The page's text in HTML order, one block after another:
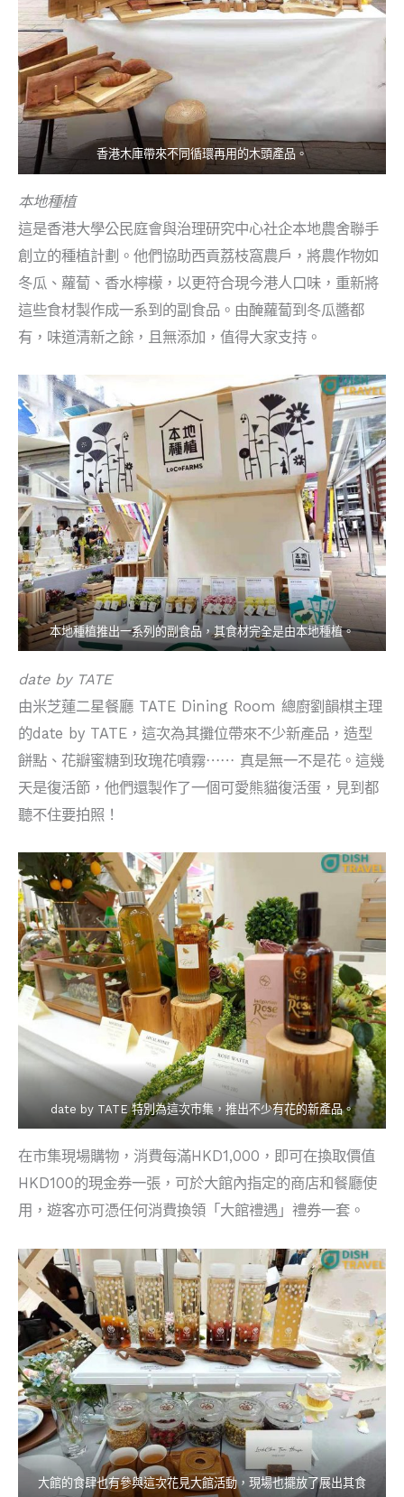
香港木庫帶來不同循環再用的木頭產品。
本地種植
這是香港大學公民庭會與治理研究中心社企本地農舍聯手
創立的種植計劃。他們協助西貢荔枝窩農戶，將農作物如
冬瓜、蘿蔔、香水檸檬，以更符合現今港人口味，重新將
這些食材製作成一系到的副食品。由醃蘿蔔到冬瓜醬都
有，味道清新之餘，且無添加，值得大家支持。
本地種植推出一系列的副食品，其食材完全是由本地種植。
date by TATE
由米芝蓮二星餐廳 TATE Dining Room 總廚劉韻棋主理
的date by TATE，這次為其攤位帶來不少新產品，造型
餅點、花瓣蜜糖到玫瑰花噴霧⋯⋯ 真是無一不是花。這幾
天是復活節，他們還製作了一個可愛熊貓復活蛋，見到都
聽不住要拍照！
date by TATE 特別為這次市集，推出不少有花的新產品。
在市集現場購物，消費每滿HKD1,000，即可在換取價值
HKD100的現金券一張，可於大館內指定的商店和餐廳使
用，遊客亦可憑任何消費換領「大館禮遇」禮券一套。
大館的食肆也有參與這次花見大館活動，現場也擺放了展出其食